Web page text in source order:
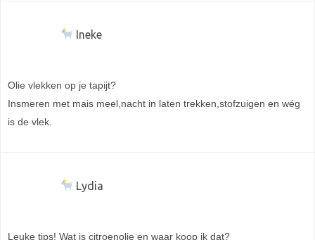
Ineke
Olie vlekken op je tapijt?
Insmeren met mais meel,nacht in laten trekken,stofzuigen en wég
is de vlek.
Lydia
Leuke tips! Wat is citroenolie en waar koop ik dat?